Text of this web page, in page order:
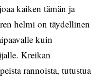
kaiken tämän ja
helmi on täydellinen
kuin
Kreikan
rannoista, tutustua